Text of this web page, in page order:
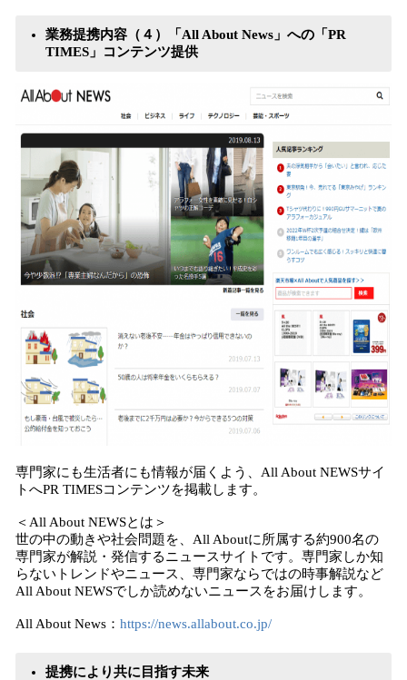
業務提携内容（４）「All About News」への「PR
TIMES」コンテンツ提供
専門家にも生活者にも情報が届くよう、All About NEWSサイ
トへPR TIMESコンテンツを掲載します。
＜All About NEWSとは＞
世の中の動きや社会問題を、All Aboutに所属する約900名の
専門家が解説・発信するニュースサイトです。専門家しか知
らないトレンドやニュース、専門家ならではの時事解説など
All About NEWSでしか読めないニュースをお届けします。
All About News： https://news.allabout.co.jp/
提携により共に 目指す未来